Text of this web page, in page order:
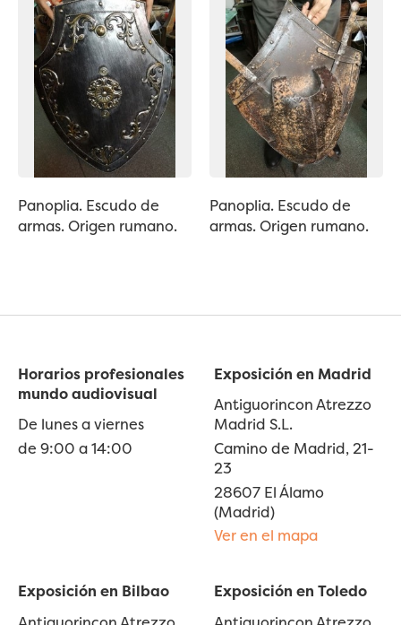
Panoplia. Escudo de
armas. Origen rumano.
Panoplia. Escudo de
armas. Origen rumano.
Horarios profesionales
mundo audiovisual
De lunes a viernes
de 9:00 a 14:00
Exposición en Madrid
Antiguorincon Atrezzo
Madrid S.L.
Camino de Madrid, 21-
23
28607 El Álamo
(Madrid)
Ver en el mapa
Exposición en Bilbao
Exposición en Toledo